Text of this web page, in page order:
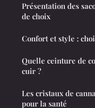
Présentation des
de choix
Confort et style :
Quelle ceinture de
cuir ?
Les cristaux de
pour la santé